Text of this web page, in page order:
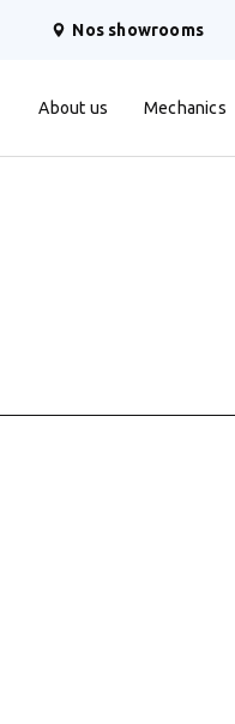
Nos showrooms
About us Mechanics